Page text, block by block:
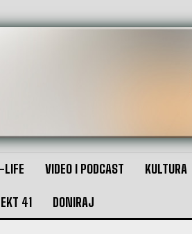
LIFE VIDEO I PODCAST KULTURA
41 DONIRAJ